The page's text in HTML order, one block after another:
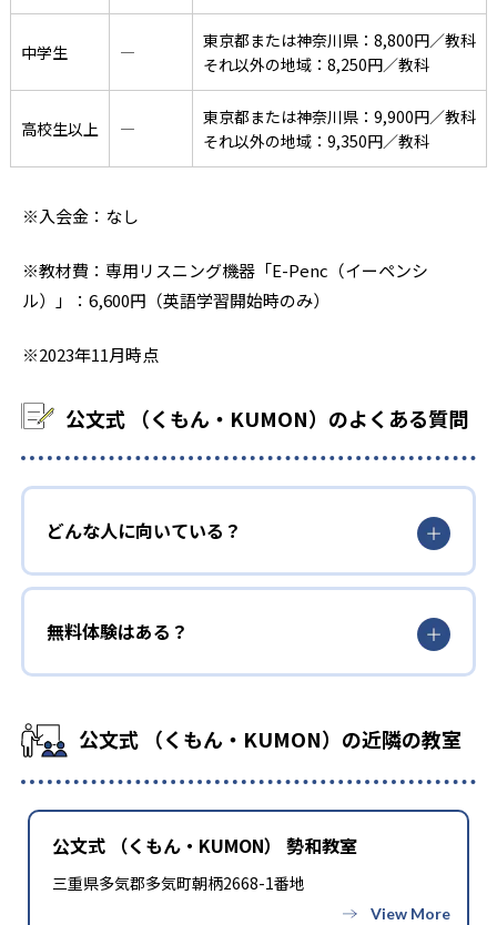
中学生 ―
東京都または神奈川県：8,800円／教科
それ以外の地域：8,250円／教科
高校生以上 ―
東京都または神奈川県：9,900円／教科
それ以外の地域：9,350円／教科
※入会金：なし
※教材費：専用リスニング機器「E-Penc（イーペンシ
ル）」：6,600円（英語学習開始時のみ）
※2023年11月時点
公文式 （くもん・KUMON）のよくある質問
どんな人に向いている？
無料体験はある？
公文式 （くもん・KUMON）の近隣の教室
公文式 （くもん・KUMON） 勢和教室
三重県多気郡多気町朝柄2668-1番地